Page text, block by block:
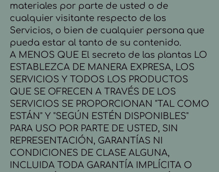
materiales por parte de usted o de
cualquier visitante respecto de los
Servicios, o bien de cualquier persona que
pueda estar al tanto de su contenido.
A MENOS QUE El secreto de las plantas LO
ESTABLEZCA DE MANERA EXPRESA, LOS
SERVICIOS Y TODOS LOS PRODUCTOS
QUE SE OFRECEN A TRAVÉS DE LOS
SERVICIOS SE PROPORCIONAN "TAL COMO
ESTÁN" Y "SEGÚN ESTÉN DISPONIBLES"
PARA USO POR PARTE DE USTED, SIN
REPRESENTACIÓN, GARANTÍAS NI
CONDICIONES DE CLASE ALGUNA,
INCLUIDA TODA GARANTÍA IMPLÍCITA O